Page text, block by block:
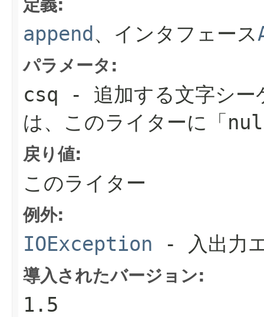
定義:
append、インタフェース
パラメータ:
csq - 追加する文字シー
は、このライターに 「
戻り値:
このライター
例外:
IOException - 入出力
導入されたバージョン:
1.5